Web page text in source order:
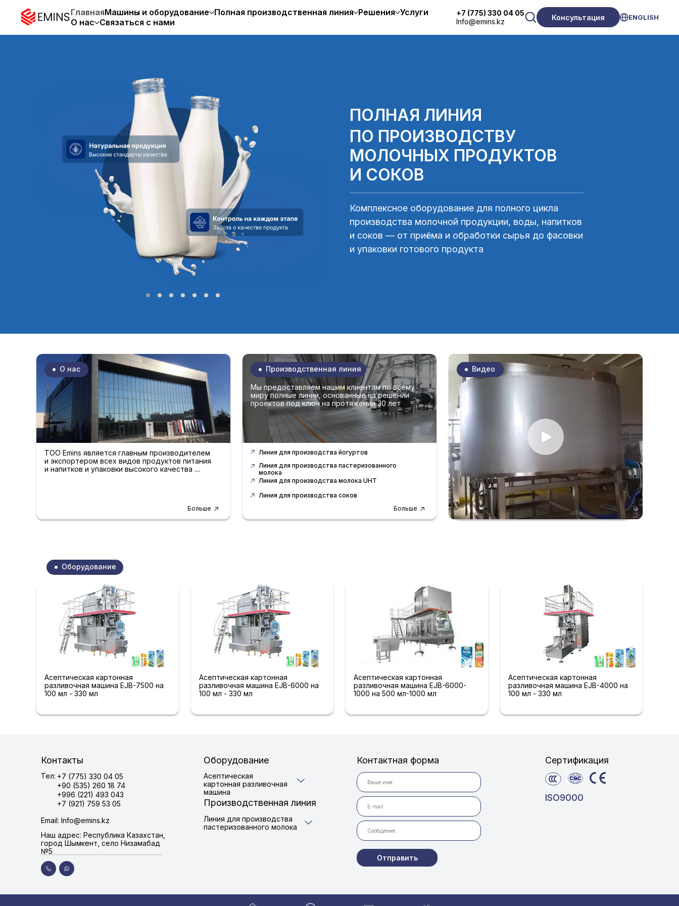
ГлавнаяМашины и оборудование Полная производственная линия Решения Услуги
О нас Связаться с нами
+7 (775) 330 04 05
Info@emins.kz
Консультация ENGLISH
ПО ПРОИЗВОДСТВУ
МОЛОЧНЫХ ПРОДУКТОВ
И СОКОВ
Комплексное оборудование для полного цикла
производства молочной продукции, воды, напитков
и соков — от приёма и обработки сырья до фасовки
и упаковки готового продукта
ПОЛНАЯ ЛИНИЯ
Видео
Производственная линия
О нас
Линия для производства соков
Линия для производства молока UHT
Линия для производства пастеризованного
молока
Линия для производства йогуртов
Больше
Больше
Мы предоставляем нашим клиентам по всему
миру полные линии, основанные на решении
проектов под ключ на протяжении 30 лет
ТОО Emins является главным производителем
и экспортером всех видов продуктов питания
и напитков и упаковки высокого качества ....
Оборудование
Асептическая картонная
разливочная машина EJB-4000 на
100 мл - 330 мл
Асептическая картонная
разливочная машина EJB-6000-
1000 на 500 мл-1000 мл
Асептическая картонная
разливочная машина EJB-6000 на
100 мл - 330 мл
Асептическая картонная
разливочная машина EJB-7500 на
100 мл - 330 мл
+7 (775) 330 04 05
+90 (535) 260 18 74
+996 (221) 493 043
+7 (921) 759 53 05
Наш адрес: Республика Казахстан,
город Шымкент, село Низамабад
№5
Линия для производства
пастеризованного молока
Асептическая
картонная разливочная
машина
Email: Info@emins.kz
Тел:
Производственная линия ISO9000
Сертификация
Контактная форма
Оборудование
Контакты
Отправить